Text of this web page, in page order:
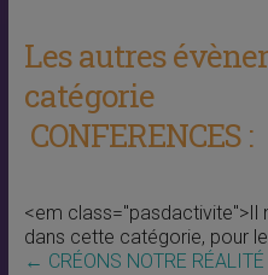
Les autres
catégorie
CONFERENCES :
<em class="pasdactivite">Il
dans cette catégorie, pour
← CRÉONS NOTRE RÉALITÉ